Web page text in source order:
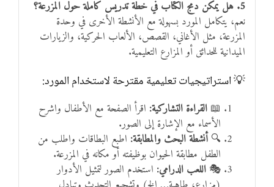
5. هل يمكن دمج الكتاب في خطة تدريس كاملة حول المزرعة؟
نعم، يتكامل المورد بسهولة مع الأنشطة الأخرى في وحدة
المزرعة، مثل الأغاني، القصص، الألعاب الحركية، والزيارات
الميدانية للحدائق أو المزارع التعليمية.
💡 استراتيجيات تعليمية مقترحة لاستخدام المورد:
📖 القراءة التشاركية: اقرأ الصفحة مع الأطفال واشرح
الأسماء مع الإشارة إلى الصور.
🔍أنشطة البحث والمطابقة: اطبع البطاقات واطلب من
الطفل مطابقة الحيوان بوظيفته أو مكانه في المزرعة.
🎭 اللعب الدرامي: استخدم الصور لتمثيل الأدوار